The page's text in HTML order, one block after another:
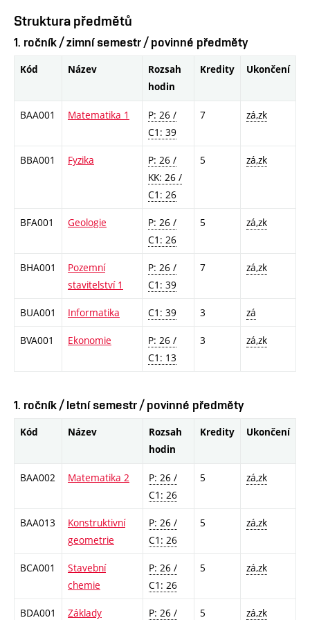
Struktura předmětů
1. ročník / zimní semestr / povinné předměty
Kód Název
Rozsah
hodin
Kredity Ukončení
BAA001 Matematika 1
P: 26 /
C1: 39
7 zá,zk
BBA001 Fyzika
P: 26 /
KK: 26 /
C1: 26
5 zá,zk
BFA001 Geologie
P: 26 /
C1: 26
5 zá,zk
BHA001
Pozemní
stavitelství 1
P: 26 /
C1: 39
7 zá,zk
BUA001 Informatika C1: 39 3 zá
BVA001 Ekonomie
P: 26 /
C1: 13
3 zá,zk
1. ročník / letní semestr / povinné předměty
Kód Název
Rozsah
hodin
Kredity Ukončení
BAA002 Matematika 2
P: 26 /
C1: 26
5 zá,zk
BAA013
Konstruktivní
geometrie
P: 26 /
C1: 26
5 zá,zk
BCA001
Stavební
chemie
P: 26 /
C1: 26
5 zá,zk
BDA001
Základy
P: 26 /
5 zá,zk